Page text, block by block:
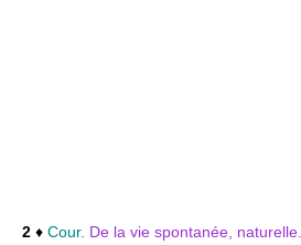
2 ♦ Cour. De la vie spontanée, naturelle.